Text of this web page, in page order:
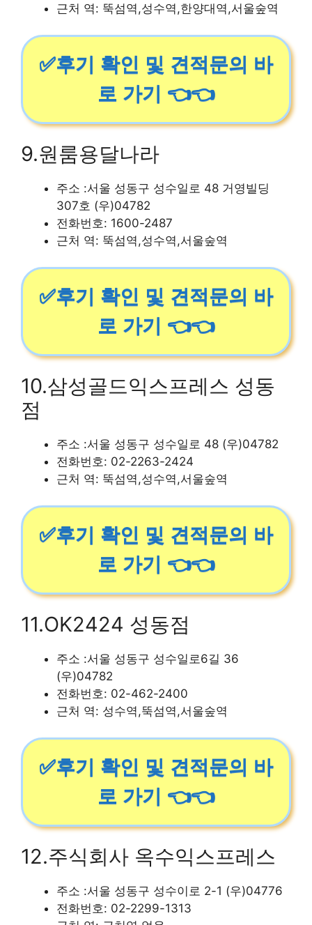
근처 역: 뚝섬역,성수역,한양대역,서울숲역
✅후기 확인 및 견적문의 바
로 가기 👈👈
9.원룸용달나라
주소 :서울 성동구 성수일로 48 거영빌딩
307호 (우)04782
전화번호: 1600-2487
근처 역: 뚝섬역,성수역,서울숲역
✅후기 확인 및 견적문의 바
로 가기 👈👈
10.삼성골드익스프레스 성동
점
주소 :서울 성동구 성수일로 48 (우)04782
전화번호: 02-2263-2424
근처 역: 뚝섬역,성수역,서울숲역
✅후기 확인 및 견적문의 바
로 가기 👈👈
11.OK2424 성동점
주소 :서울 성동구 성수일로6길 36
(우)04782
전화번호: 02-462-2400
근처 역: 성수역,뚝섬역,서울숲역
✅후기 확인 및 견적문의 바
로 가기 👈👈
12.주식회사 옥수익스프레스
주소 :서울 성동구 성수이로 2-1 (우)04776
전화번호: 02-2299-1313